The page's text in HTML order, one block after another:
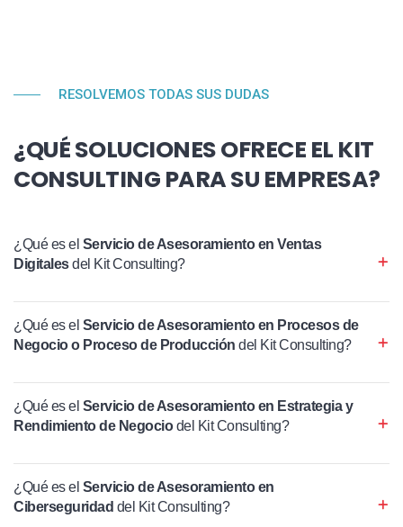
RESOLVEMOS TODAS SUS DUDAS
¿QUÉ SOLUCIONES OFRECE EL KIT
CONSULTING PARA SU EMPRESA?
¿Qué es el Servicio de Asesoramiento en Ventas
Digitalesdel Kit Consulting?
¿Qué es el Servicio de Asesoramiento en Procesos de
Negocio o Proceso de Producción del Kit Consulting?
¿Qué es el Servicio de Asesoramiento en Estrategia y
Rendimiento de Negociodel Kit Consulting?
¿Qué es el Servicio de Asesoramiento en
Ciberseguridad del Kit Consulting?